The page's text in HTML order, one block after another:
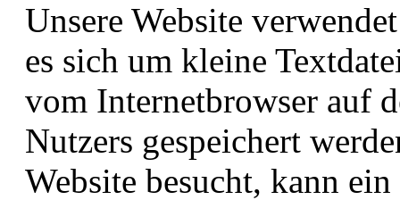
Unsere Website
es sich um kleine
vom Internetbrowser auf
Nutzers gespeichert
Website besucht, kann